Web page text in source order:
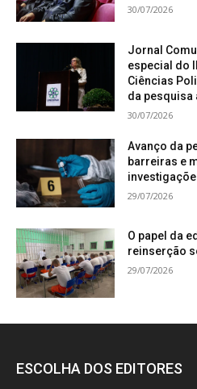
30/07/2026
Jornal
especial do
Ciências
da pesquisa
30/07/2026
Avanço da
barreiras e
29/07/2026
O papel da
reinserção
29/07/2026
ESCOLHA DOS EDITORES